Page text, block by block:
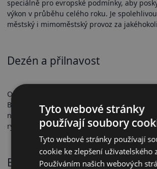
speciálně pro evropské podmínky, aby
výkon v průběhu celého roku. Je
městský i mimoměstský provoz za
Dezén a přilnavost
Optimalizovaný V-tvarovaný dezén a
Blend zajišťují krátkou brzdnou dráhu a
na suchu, mokru i sněhu. Lamely a hluboké
rychle odvádět vodu a sníh, čímž snižují
Bezpečnostní vlastnosti
Tyto webové stránky
používají soubory
Tyto webové stránky používají
cookie ke zlepšení uživatelského
Používáním našich webových